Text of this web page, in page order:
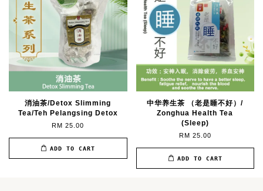
消油茶/Detox Slimming
Tea/Teh Pelangsing Detox
RM 25.00
ADD TO CART
中华养生茶 （老是睡不好）/
Zonghua Health Tea
(Sleep)
RM 25.00
ADD TO CART